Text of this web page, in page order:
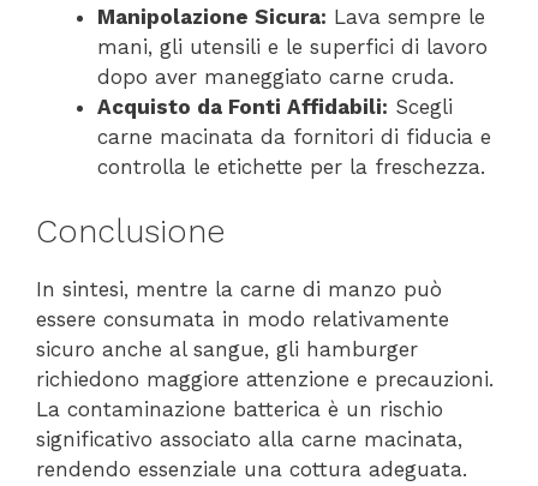
Manipolazione Sicura: Lava sempre le
mani, gli utensili e le superfici di lavoro
dopo aver maneggiato carne cruda.
Acquisto da Fonti Affidabili: Scegli
carne macinata da fornitori di fiducia e
controlla le etichette per la freschezza.
Conclusione
In sintesi, mentre la carne di manzo può
essere consumata in modo relativamente
sicuro anche al sangue, gli hamburger
richiedono maggiore attenzione e precauzioni.
La contaminazione batterica è un rischio
significativo associato alla carne macinata,
rendendo essenziale una cottura adeguata.